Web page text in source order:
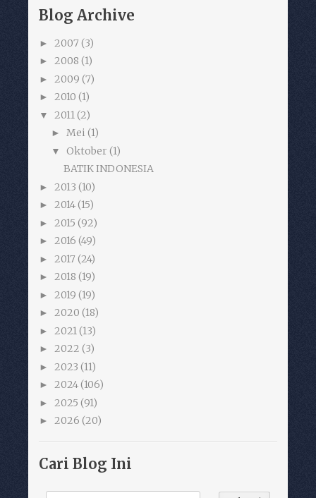
Blog Archive
► 2007 (3)
► 2008 (1)
► 2009 (7)
► 2010 (1)
▼ 2011 (2)
► Mei (1)
▼ Oktober (1)
BATIK INDONESIA
► 2013 (10)
► 2014(15)
► 2015 (92)
► 2016 (49)
► 2017 (24)
► 2018 (19)
► 2019 (19)
► 2020 (18)
► 2021 (13)
► 2022 (3)
► 2023 (11)
► 2024(106)
► 2025 (91)
► 2026 (20)
Cari Blog Ini